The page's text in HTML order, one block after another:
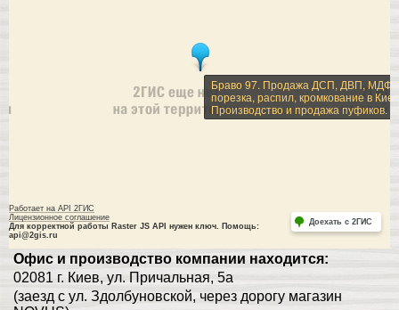
Браво 97. Продажа ДСП, ДВП, МДФ,
порезка, распил, кромкование в
Производство и продажа пуфиков.
Работает на API 2ГИС
Лицензионное соглашение
Для корректной работы Raster JS API нужен ключ. Помощь:
api@2gis.ru
Доехать с 2ГИС
Офис и производство компании находится:
02081 г. Киев, ул. Причальная, 5а
(заезд с ул. Здолбуновской, через дорогу магазин